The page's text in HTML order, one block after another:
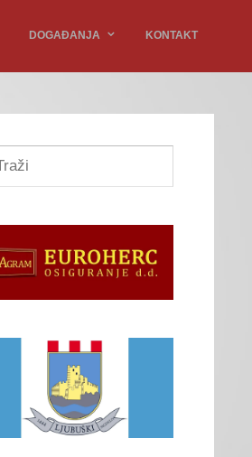
DOGAĐANJA KONTAKT